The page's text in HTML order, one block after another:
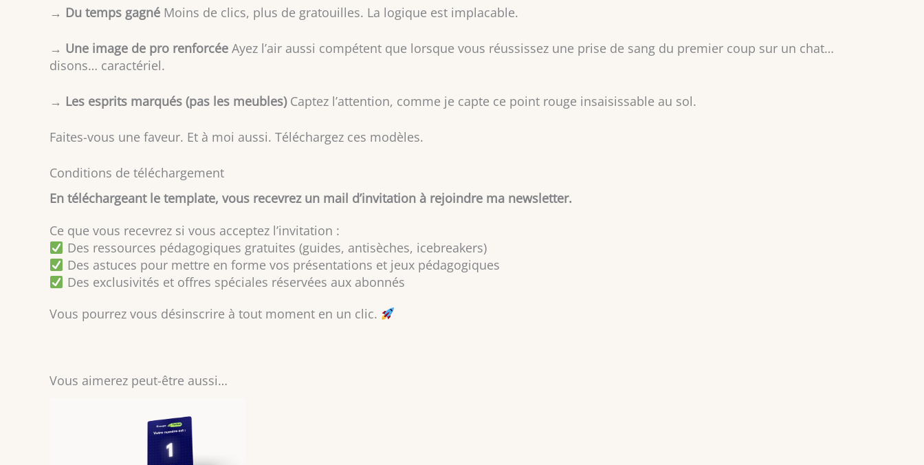
→ Du temps gagné Moins de clics, plus de gratouilles. La logique est implacable.
→ Une image de pro renforcée Ayez l’air aussi compétent que lorsque vous réussissez une prise de sang du premier coup sur un chat…
disons… caractériel.
→ Les esprits marqués (pas les meubles)Captez l’attention, comme je capte ce point rouge insaisissable au sol.
Faites-vous une faveur. Et à moi aussi. Téléchargez ces modèles.
Conditions de téléchargement
En téléchargeant le template, vous recevrez un mail d’invitation à rejoindre ma newsletter.
Ce que vous recevrez si vous acceptez l’invitation :
Des ressources pédagogiques gratuites (guides, antisèches, icebreakers)
Des astuces pour mettre en forme vos présentations et jeux pédagogiques
Des exclusivités et offres spéciales réservées aux abonnés
Vous pourrez vous désinscrire à tout moment en un clic.
Vous aimerez peut-être aussi…